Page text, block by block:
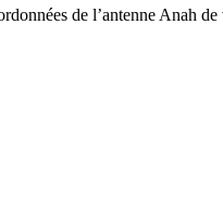
de l’antenne Anah